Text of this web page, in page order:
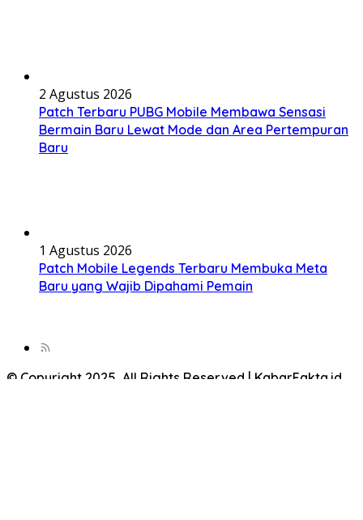
2 Agustus 2026
Patch Terbaru PUBG Mobile Membawa Sensasi
Bermain Baru Lewat Mode dan Area Pertempuran
Baru
1 Agustus 2026
Patch Mobile Legends Terbaru Membuka Meta
Baru yang Wajib Dipahami Pemain
© Copyright 2025, All Rights Reserved | KabarFakta.id